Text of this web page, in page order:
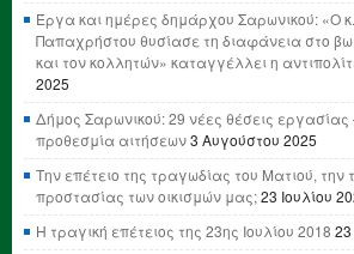
Έργα και ημέρες δημάρχου Σαρωνικού: «Ο
Παπαχρήστου θυσίασε τη διαφάνεια στο
και τον κολλητών» καταγγέλλει η
2025
Δήμος Σαρωνικού: 29 νέες θέσεις εργασίας
προθεσμία αιτήσεων3 Αυγούστου 2025
Την επέτειο της τραγωδίας του Ματιού, την
προστασίας των οικισμών μας;23 Ιουλίου
Η τραγική επέτειος της 23ης Ιουλίου 2018 23